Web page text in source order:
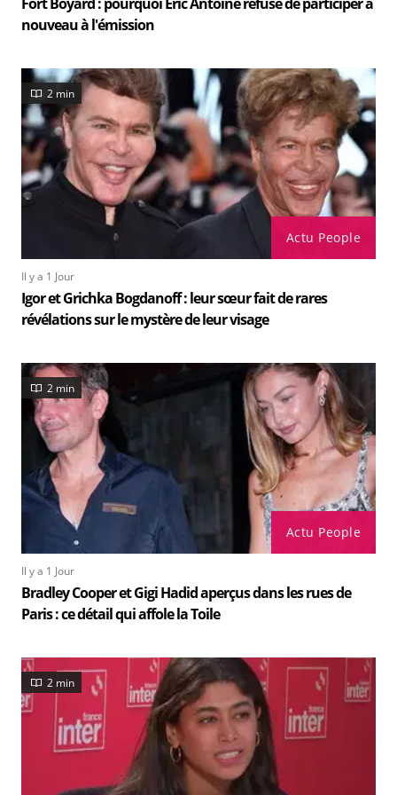
nouveau à l'émission
Actu People
2 min
Il y a 1 Jour
Igor et Grichka Bogdanoff : leur sœur fait de rares
révélations sur le mystère de leur visage
Actu People
2 min
Il y a 1 Jour
Bradley Cooper et Gigi Hadid aperçus dans les rues de
Paris : ce détail qui affole la Toile
2 min